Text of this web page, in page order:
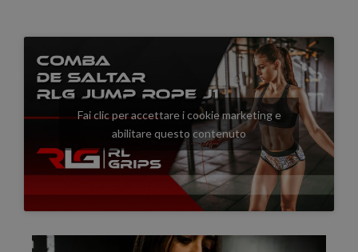
Fai clic per accettare i cookie marketing e
abilitare questo contenuto